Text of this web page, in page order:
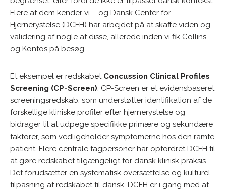
Flere af dem kender vi – og Dansk Center for
Hjernerystelse (DCFH) har arbejdet på at skaffe viden og
validering af nogle af disse, allerede inden vi fik Collins
og Kontos på besøg.
Et eksempel er redskabet Concussion Clinical Profiles
Screening (CP-Screen). CP-Screen er et evidensbaseret
screeningsredskab, som understøtter identifikation af de
forskellige kliniske profiler efter hjernerystelse og
bidrager til at udpege specifikke primære og sekundære
faktorer, som vedligeholder symptomerne hos den ramte
patient. Flere centrale fagpersoner har opfordret DCFH til
at gøre redskabet tilgængeligt for dansk klinisk praksis.
Det forudsætter en systematisk oversættelse og kulturel
tilpasning af redskabet til dansk. DCFH er i gang med at